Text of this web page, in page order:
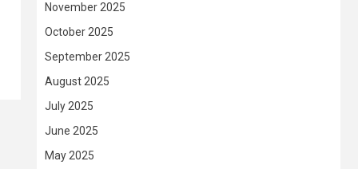
November 2025
October 2025
September 2025
August 2025
July 2025
June 2025
May 2025